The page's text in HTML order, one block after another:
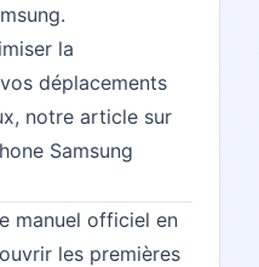
la
déplacements
notre article sur
Samsung
manuel officiel en
les premières